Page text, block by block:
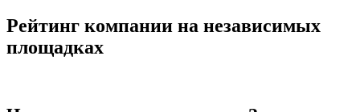
Рейтинг компании на независимых
площадках